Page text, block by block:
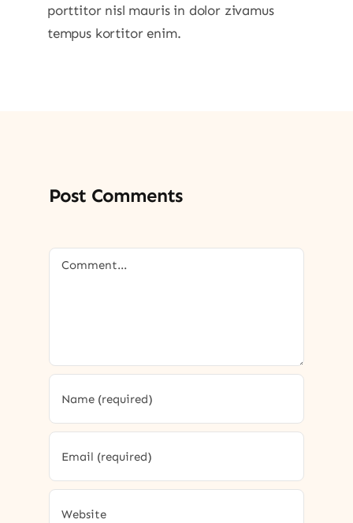
porttitor nisl mauris in dolor zivamus
tempus kortitor enim.
Post Comments
Comment